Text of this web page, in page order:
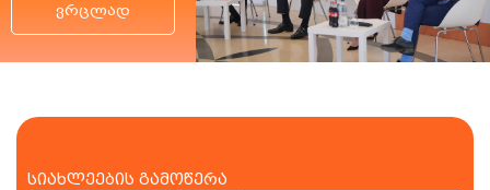
ვრცლად
სიახლეების გამოწერა